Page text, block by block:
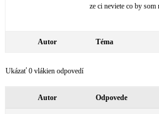
ze ci neviete co by som
Autor Téma
Ukázať 0 vlákien odpovedí
Autor Odpovede